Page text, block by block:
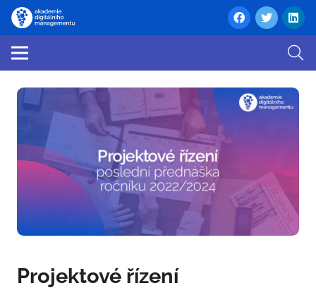
Projektové řízení